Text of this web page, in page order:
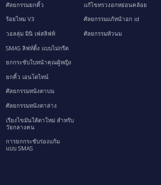
ศัลยกรรมยกคิ้ว
ร้อยไหม V3
วอลลุ่ม มินิ เฟสลิฟท์
SMAS ลิฟท์ติ้ง แบบไม่กรีด
ยกกระชับใบหน้าคุณผู้หญิง
ยกคิ้ว เอนโดไทน์
ศัลยกรรมหนังตาบน
ศัลยกรรมหนังตาล่าง
เรียงไขมันใต้ตาใหม่ สำหรับ
วัยกลางคน
การยกกระชับร่องแก้ม
แบบ SMAS
แก้ไขทรวงอกหย่อนคล้อย
ศัลยกรรมแก้หน้าอก id
ศัลยกรรมหัวนม